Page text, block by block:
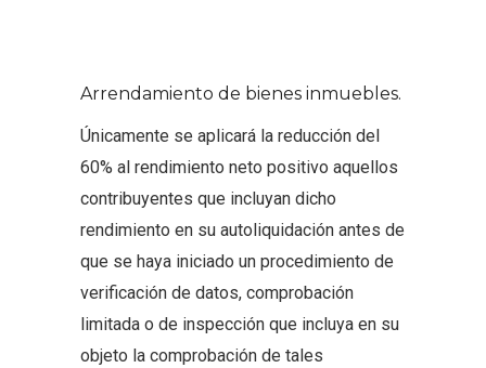
Arrendamiento de bienes inmuebles.
Únicamente se aplicará la reducción del
60% al rendimiento neto positivo aquellos
contribuyentes que incluyan dicho
rendimiento en su autoliquidación antes de
que se haya iniciado un procedimiento de
verificación de datos, comprobación
limitada o de inspección que incluya en su
objeto la comprobación de tales